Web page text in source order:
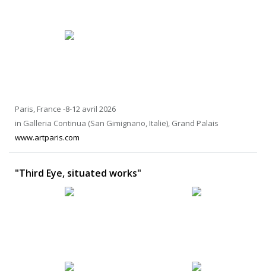
Paris, France -8-12 avril 2026
in Galleria Continua (San Gimignano, Italie), Grand Palais
www.artparis.com
"Third Eye, situated works"